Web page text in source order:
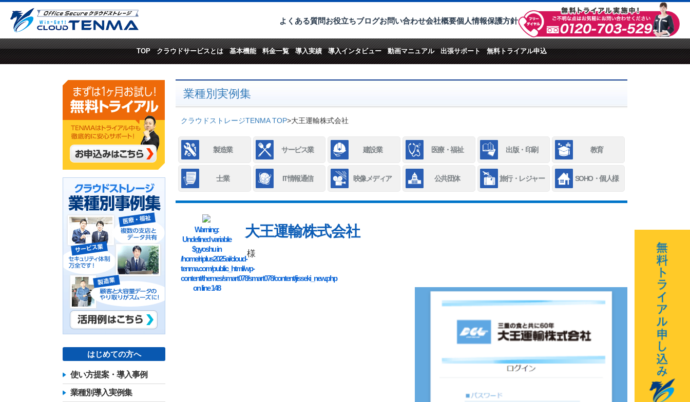
よくある質問お役立ちブログお問い合わせ会社概要個人情報保護方針
TOP クラウドサービスとは 基本機能 料金一覧 導入実績 導入インタビュー 動画マニュアル 出張サポート 無料トライアル申込
業種別実例集
クラウドストレージTENMA TOP>大王運輸株式会社
製造業 サービス業 建設業 医療・福祉 出版・印刷 教育
士業 IT情報通信 映像メディア 公共団体 旅行・レジャー SOHO・個人様
Warning:
Undefined variable
$gyoshu in
/home/riplus2025ai/cloud-
tenma.com/public_html/wp-
content/themes/smart078/smart078/content/jisseki_new.php
on line148
大王運輸株式会社
様
はじめての方へ
使い方提案・導入事例
業種別導入実例集